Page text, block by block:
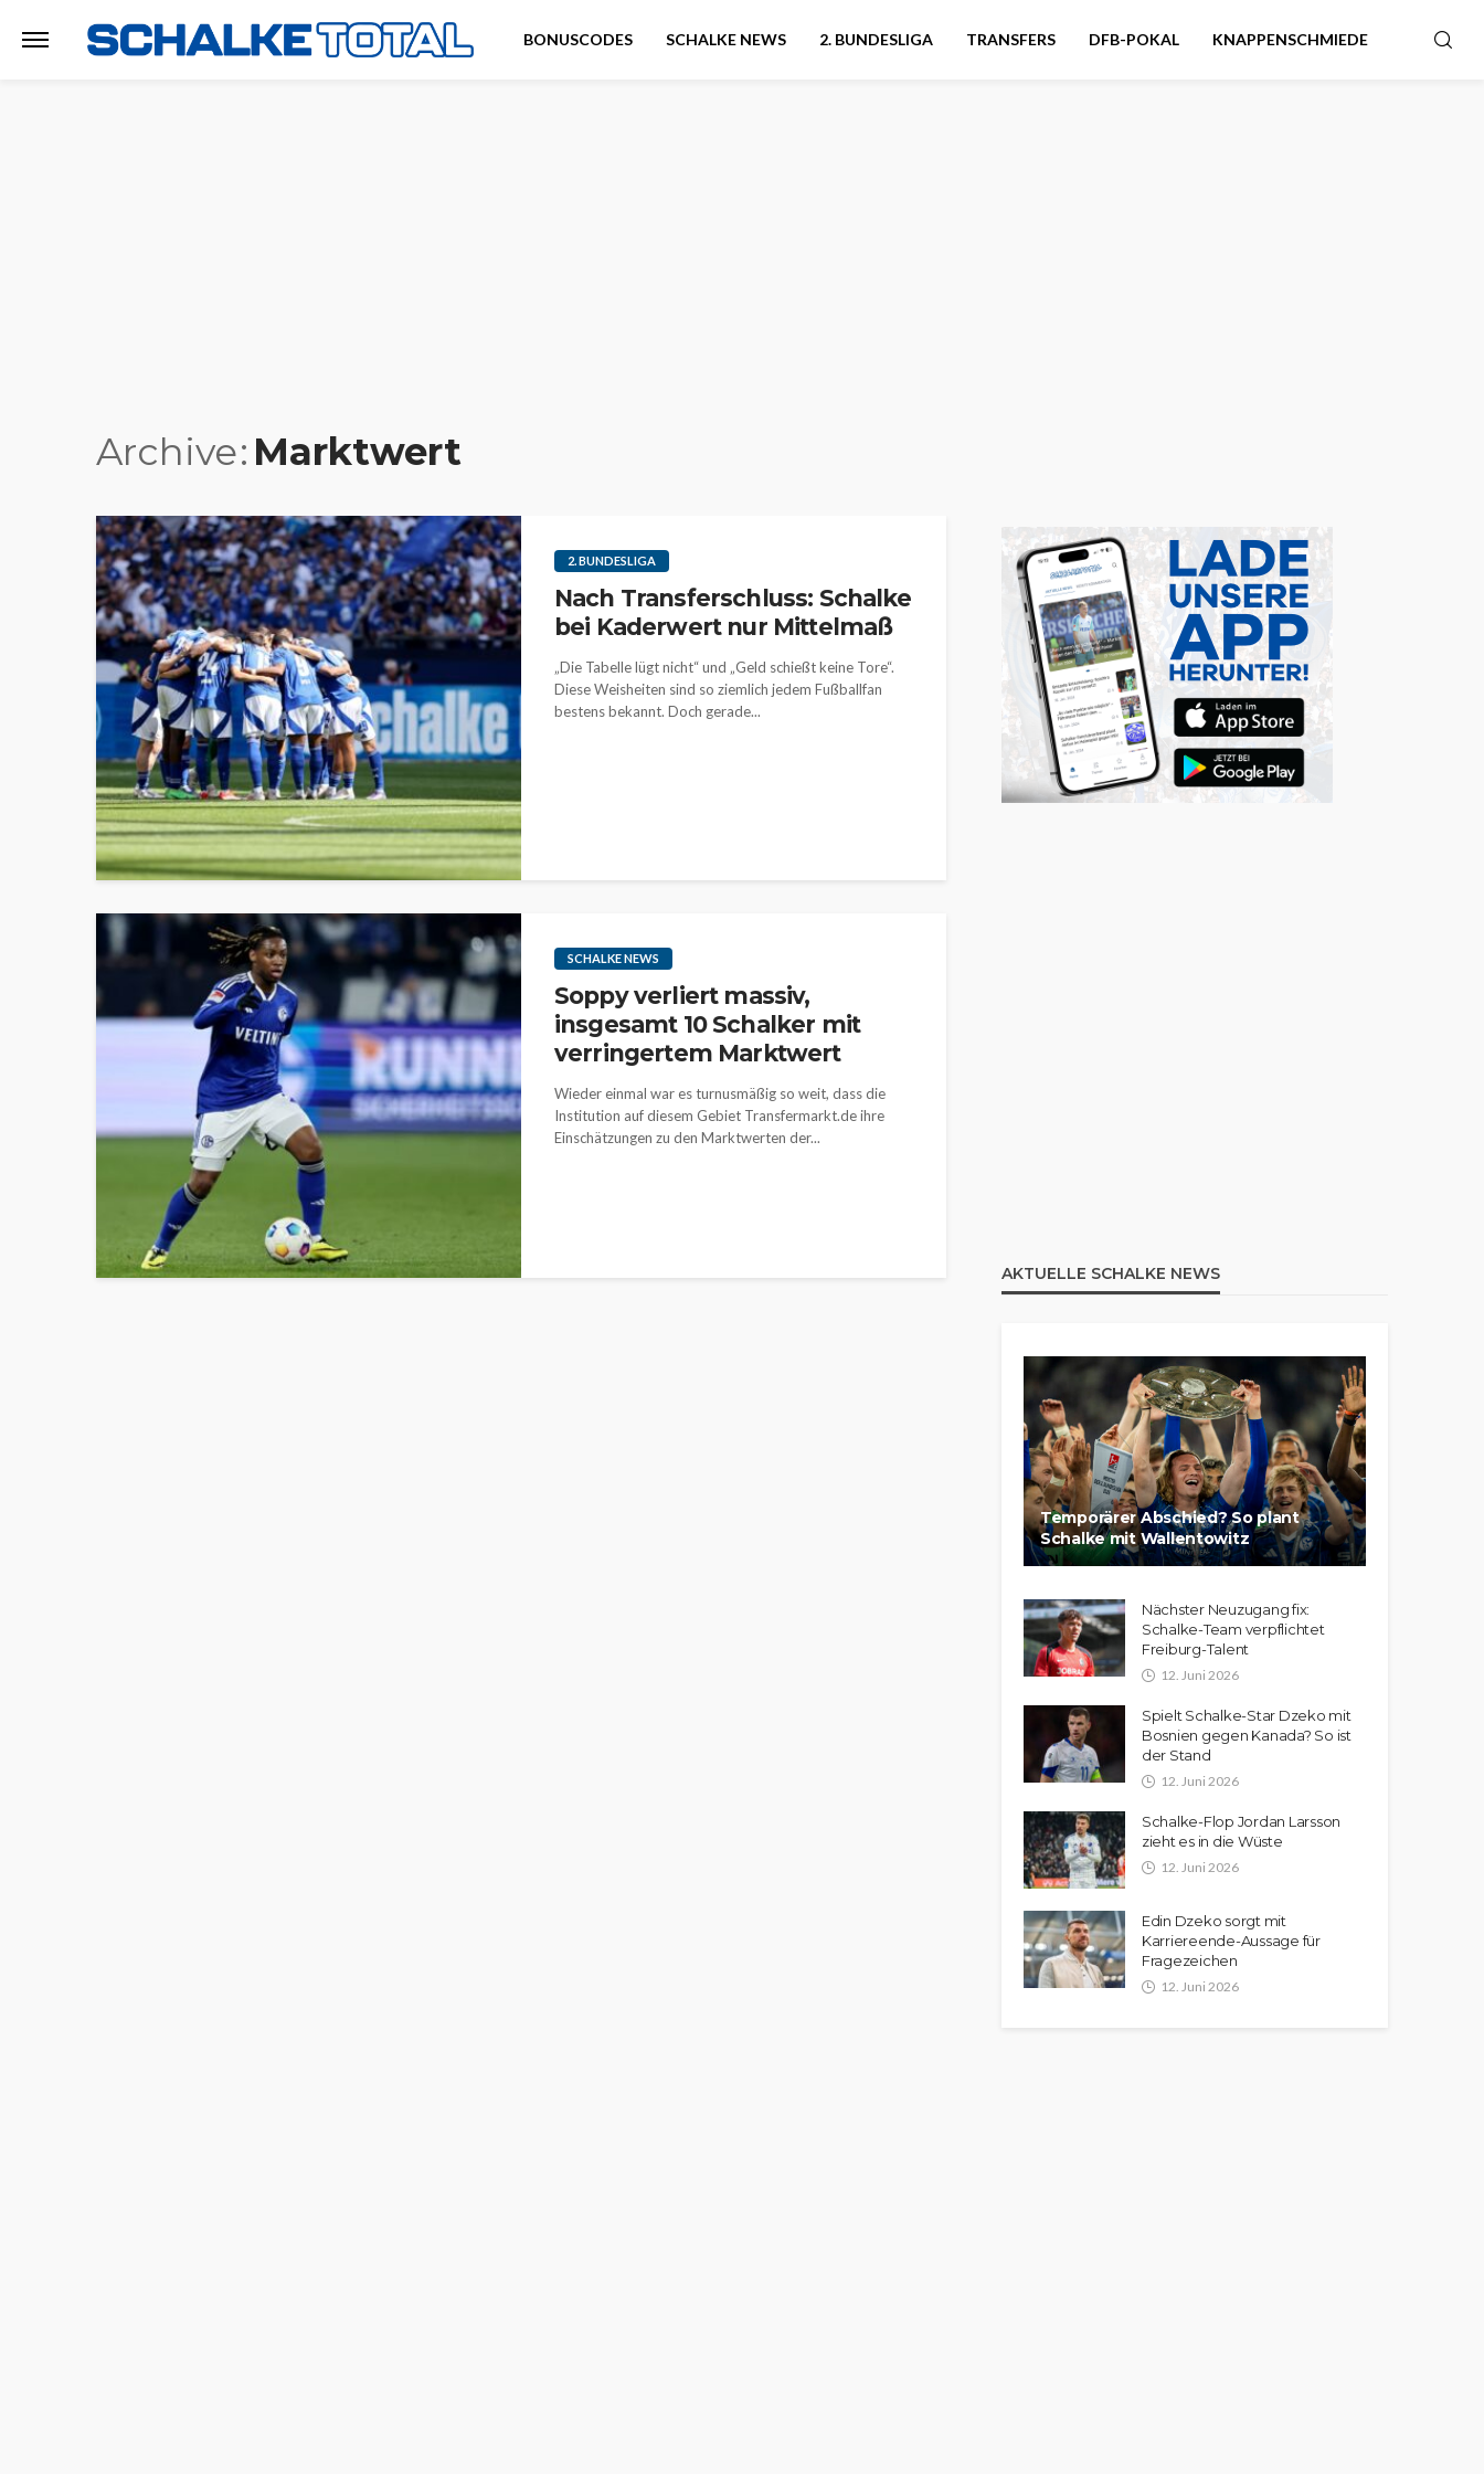
BONUSCODES SCHALKE NEWS 2. BUNDESLIGA TRANSFERS DFB-POKAL KNAPPENSCHMIEDE
Archive Marktwert
2. BUNDESLIGA
Nach Transferschluss: Schalke
bei Kaderwert nur Mittelmaß
„Die Tabelle lügt nicht“ und „Geld schießt keine Tore“.
Diese Weisheiten sind so ziemlich jedem Fußballfan
bestens bekannt. Doch gerade...
SCHALKE NEWS
Soppy verliert massiv,
insgesamt 10 Schalker mit
verringertem Marktwert
Wieder einmal war es turnusmäßig so weit, dass die
Institution auf diesem Gebiet Transfermarkt.de ihre
Einschätzungen zu den Marktwerten der...
AKTUELLE SCHALKE NEWS
Temporärer Abschied? So plant
Schalke mit Wallentowitz
Nächster Neuzugang fix:
Schalke-Team verpflichtet
Freiburg-Talent
12. Juni 2026
Spielt Schalke-Star Dzeko mit
Bosnien gegen Kanada? So ist
der Stand
12. Juni 2026
Schalke-Flop Jordan Larsson
zieht es in die Wüste
12. Juni 2026
Edin Dzeko sorgt mit
Karriereende-Aussage für
Fragezeichen
12. Juni 2026